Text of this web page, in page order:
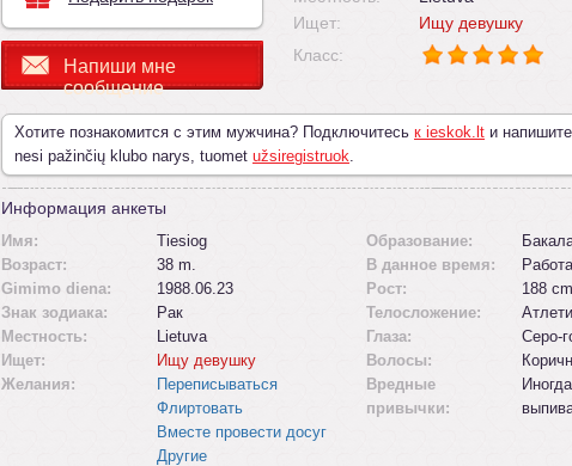
Напиши мне
сообщение
Ищет:
Ищу девушку
Класс:
Хотите познакомится с этим мужчина? Подключитесь к ieskok.lt и
nesi pažinčių klubo narys, tuomet užsiregistruok.
Информация анкеты
Имя:
Tiesiog
Возраст:
38 m.
Gimimo diena:
1988.06.23
Знак зодиака:
Рак
Местность:
Lietuva
Ищет:
Ищу девушку
Желания:
Переписываться
Флиртовать
Вместе провести досуг
Другие
Образование:
В данное время:
Рост:
188 cm
Телосложение:
Глаза:
Серо-
Волосы:
Вредные
привычки: